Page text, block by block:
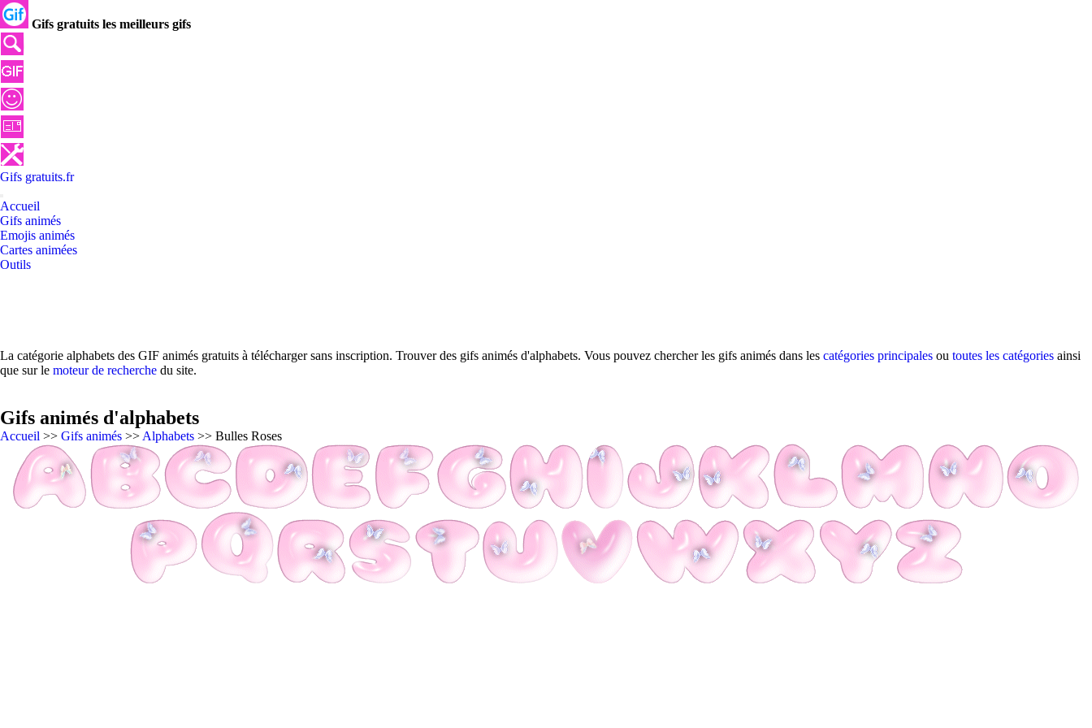
Gifs gratuits les meilleurs gifs
Gifs gratuits.fr
Accueil
Gifs animés
Emojis animés
Cartes animées
Outils
La catégorie alphabets des GIF animés gratuits à télécharger sans inscription. Trouver des gifs animés d'alphabets. Vous pouvez chercher les gifs animés dans les catégories principales ou toutes les catégories ainsi
que sur le moteur de recherche du site.
Gifs animés d'alphabets
Accueil >> Gifs animés >> Alphabets >> Bulles Roses